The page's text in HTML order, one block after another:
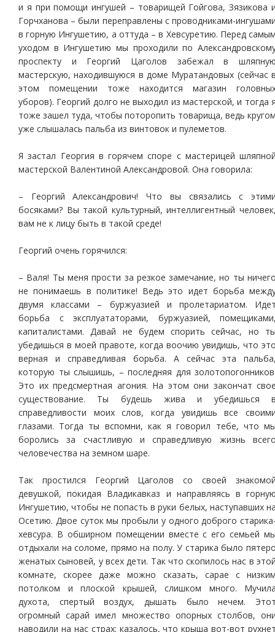
и я при помощи ингушей – товарищей Гойгова, Зязикова
Горчханова – были переправлены с проводниками-
в горную Ингушетию, а оттуда – в Хевсуретию. Перед
уходом в Ингушетию мы проходили по
проспекту и Георгий Цаголов забежал в
мастерскую, находившуюся в доме Муратандовых (сейчас
этом помещении тоже находится магазин
уборов). Георгий долго не выходил из мастерской, и тогда
тоже зашел туда, чтобы поторопить товарища, ведь
уже слышалась пальба из винтовок и пулеметов.
Я застал Георгия в горячем споре с мастерицей
мастерской Валентиной Александровой. Она говорила:
– Георгий Александрович! Что вы связались с
босяками? Вы такой культурный, интеллигентный
вам не к лицу быть в такой среде!
Георгий очень горячился:
– Валя! Ты меня прости за резкое замечание, но ты
не понимаешь в политике! Ведь это идет борьба
двумя классами – буржуазией и пролетариатом.
борьба с эксплуататорами, буржуазией,
капиталистами. Давай не будем спорить сейчас, но
убедишься в моей правоте, когда воочию увидишь, что
верная и справедливая борьба. А сейчас эта
которую ты слышишь, – последняя для
Это их предсмертная агония. На этом они закончат
существование. Ты будешь жива и убедишься
справедливости моих слов, когда увидишь все
глазами. Тогда ты вспомни, как я говорил тебе, что
боролись за счастливую и справедливую жизнь
человечества на земном шаре.
Так простился Георгий Цаголов со своей
девушкой, покидая Владикавказ и направляясь в
Ингушетию, чтобы не попасть в руки белых, наступавших
Осетию. Двое суток мы пробыли у одного доброго
хевсура. В обширном помещении вместе с его семьей
отдыхали на соломе, прямо на полу. У старика было
женатых сыновей, у всех дети. Так что скопилось нас в
комнате, скорее даже можно сказать, сарае с
потолком и плоской крышей, слишком много.
духота, спертый воздух, дышать было нечем.
огромный сарай имел множество опорных столбов,
наводили на нас страх: казалось, что крыша вот-вот